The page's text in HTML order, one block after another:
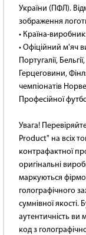
України (ПФЛ).
зображення
• Країна-
• Офіційний м'яч
Португалії,
Герцеговини,
чемпіонатів
Професійної
Увага!
Product" на всіх
контрафактної
оригінальні
маркуються
голографічного
сумнівної якості.
аутентичність ви
код з